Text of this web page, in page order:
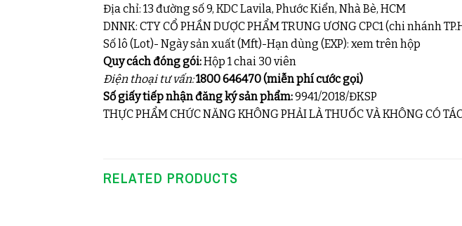
Địa chỉ: 13 đường số 9, KDC Lavila, Phước Kiển, Nhà Bè, HCM
DNNK: CTY CỔ PHẦN DƯỢC PHẨM TRUNG ƯƠNG CPC1 (chi nhánh
Số lô (Lot)- Ngày sản xuất (Mft)-Hạn dùng (EXP): xem trên hộp
Quy cách đóng gói:Hộp 1 chai 30 viên
Điện thoại tư vấn:1800 646470 (miễn phí cước gọi)
Số giấy tiếp nhận đăng ký sản phẩm:9941/2018/ĐKSP
THỰC PHẨM CHỨC NĂNG KHÔNG PHẢI LÀ THUỐC VÀ KHÔNG CÓ
RELATED PRODUCTS